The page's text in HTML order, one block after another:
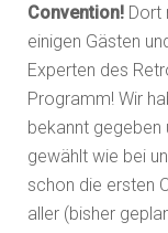
Convention! Dort
einigen Gästen
Experten des
Programm! Wir
bekannt
gewählt wie bei
schon die ersten
aller (bisher